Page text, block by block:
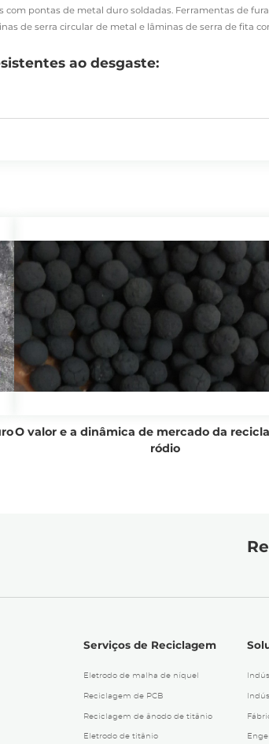
com pontas de metal duro soldadas. Ferramentas de
de serra circular de metal e lâminas de serra de fita
ao desgaste:
e reduzir custos, algumas ferramentas para
a engenharia rodoviária enfrentam condições de
fresagem de estradas, ferramentas de metal duro
O valor e a dinâmica de mercado da
ródio
Serviços de Reciclagem
Eletrodo de malha de níquel
Reciclagem de PCB
Reciclagem de ânodo de titânio
Eletrodo de titânio